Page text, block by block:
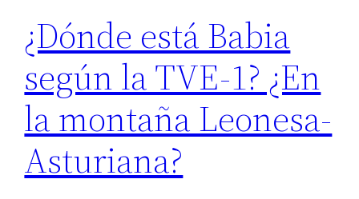
¿Dónde está Babia
según la TVE-1? ¿En
la montaña Leonesa-
Asturiana?